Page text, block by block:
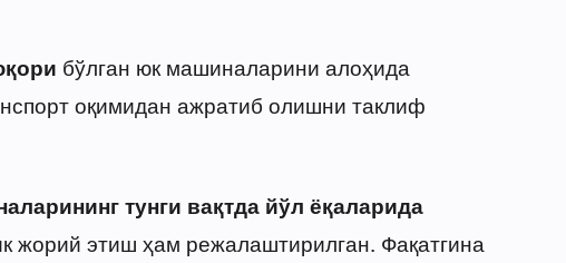
бўлган юк машиналарини алоҳида
оқимидан ажратиб олишни таклиф
тунги вақтда йўл ёқаларида
жорий этиш ҳам режалаштирилган. Фақатгина